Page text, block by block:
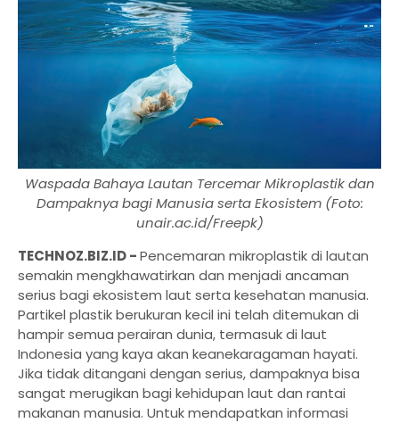
Waspada Bahaya Lautan Tercemar Mikroplastik dan
Dampaknya bagi Manusia serta Ekosistem (Foto:
unair.ac.id/Freepk)
TECHNOZ.BIZ.ID -Pencemaran mikroplastik di lautan
semakin mengkhawatirkan dan menjadi ancaman
serius bagi ekosistem laut serta kesehatan manusia.
Partikel plastik berukuran kecil ini telah ditemukan di
hampir semua perairan dunia, termasuk di laut
Indonesia yang kaya akan keanekaragaman hayati.
Jika tidak ditangani dengan serius, dampaknya bisa
sangat merugikan bagi kehidupan laut dan rantai
makanan manusia. Untuk mendapatkan informasi